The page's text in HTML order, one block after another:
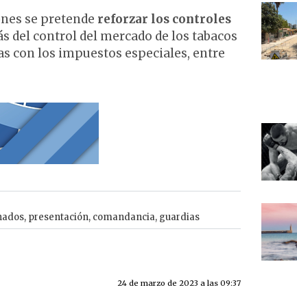
se pretende reforzar los controles
del control del mercado de los tabacos
con los impuestos especiales, entre
, presentación, comandancia, guardias
24 de marzo de 2023 a las 09:37